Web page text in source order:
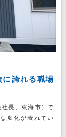
誇れる職場
社長、東海市）で
変化が表れてい